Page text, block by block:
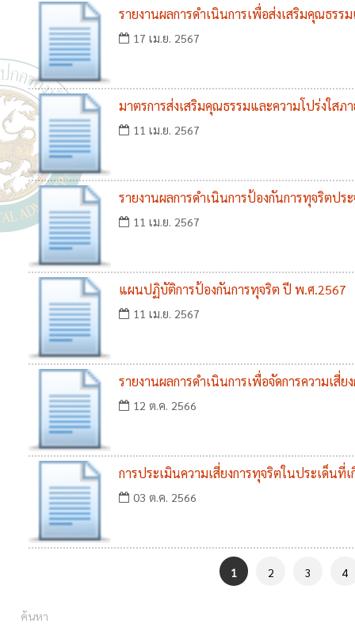
รายงานผลการดำเนินการเพื่อส่งเสริมคุณธร
พ.ศ.2566
17 เม.ย. 2567
มาตรการส่งเสริมคุณธรรมและความโปร่งใสภ
11 เม.ย. 2567
รายงานผลการดำเนินการป้องกันการทุจริตปร
11 เม.ย. 2567
แผนปฏิบัติการป้องกันการทุจริต ปี พ.ศ.2567
11 เม.ย. 2567
รายงานผลการดำเนินการเพื่อจัดการความเ
256612 ต.ค. 2566
การประเมินความเสี่ยงการทุจริตในประเด็น
03 ต.ค. 2566
1 2 3 4